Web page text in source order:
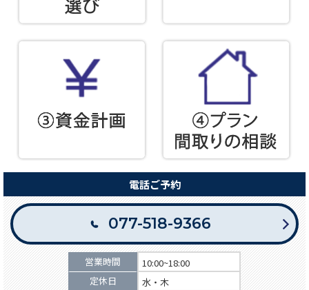
電話ご予約
077-518-9366
営業時間
10:00~18:00
定休日
水・木